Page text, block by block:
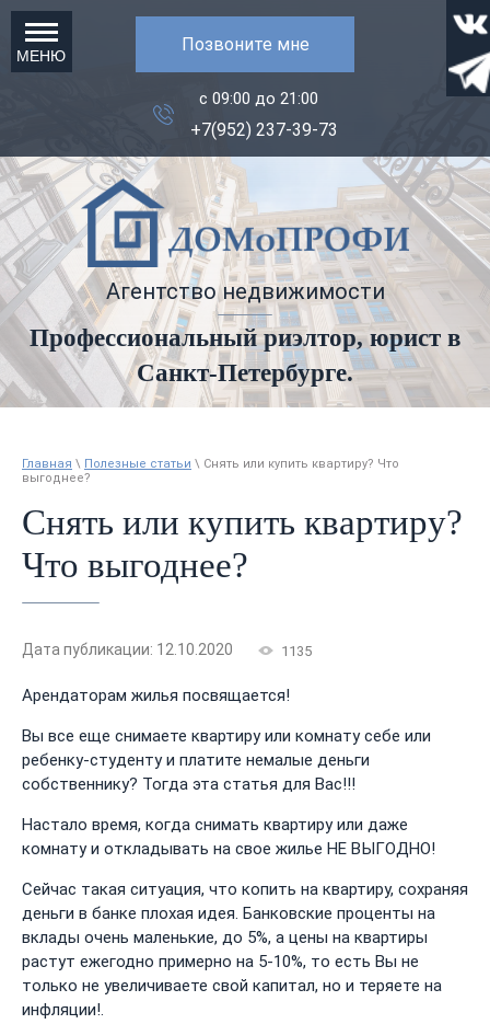
МЕНЮ
Позвоните мне
с 09:00 до 21:00
+7(952) 237-39-73
Агентство недвижимости
Профессиональный риэлтор, юрист в
Санкт-Петербурге.
Главная \ Полезные статьи \ Снять или купить квартиру? Что
выгоднее?
Снять или купить квартиру?
Что выгоднее?
Дата публикации: 12.10.2020 1135
Арендаторам жилья посвящается!
Вы все еще снимаете квартиру или комнату себе или
ребенку-студенту и платите немалые деньги
собственнику? Тогда эта статья для Вас!!!
Настало время, когда снимать квартиру или даже
комнату и откладывать на свое жилье НЕ ВЫГОДНО!
Сейчас такая ситуация, что копить на квартиру, сохраняя
деньги в банке плохая идея. Банковские проценты на
вклады очень маленькие, до 5%, а цены на квартиры
растут ежегодно примерно на 5-10%, то есть Вы не
только не увеличиваете свой капитал, но и теряете на
инфляции!.